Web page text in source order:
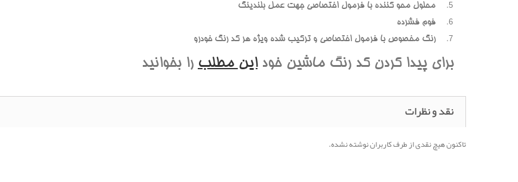
محلول محو کننده با فرمول اختصاصي جهت عمل بلندينگ
فوم فشرده
رنگ مخصوص با فرمول اختصاصي و ترکيب شده ويژه هر کد رنگ خودرو
براي پيدا کردن کد رنگ ماشين خوداين مطلب را بخوانيد
نقد و نظرات
تاکنون هیچ نقدی از طرف کاربران نوشته نشده.